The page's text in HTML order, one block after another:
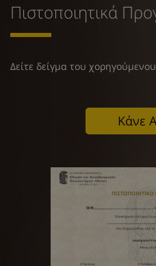
Πιστοποιητικά
Δείτε δείγμα του
Κάνε